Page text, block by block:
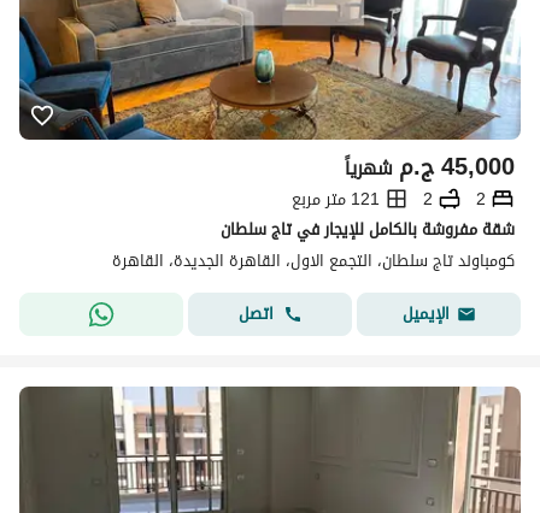
ج.م45,000 شهرياً
2
2
121 متر مربع
شقة مفروشة بالكامل للإيجار في تاج سلطان
كومباوند تاج سلطان، التجمع الاول، القاهرة الجديدة، القاهرة
الإيميل
اتصل